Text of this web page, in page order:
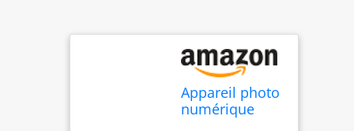
Appareil photo
numérique